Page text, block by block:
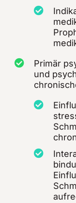
Primär
und